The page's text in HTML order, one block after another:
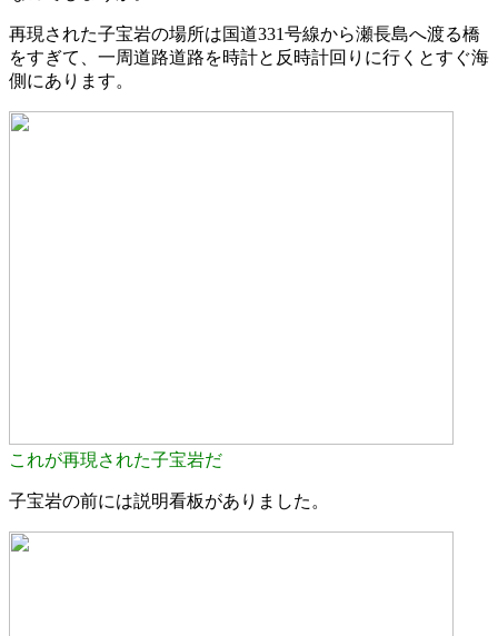
再現された子宝岩の場所は国道331号線から瀬長島へ渡る橋
をすぎて、一周道路道路を時計と反時計回りに行くとすぐ海
側にあります。
これが再現された子宝岩だ
子宝岩の前には説明看板がありました。